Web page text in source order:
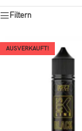
Filtern
AUSVERKAUFT!